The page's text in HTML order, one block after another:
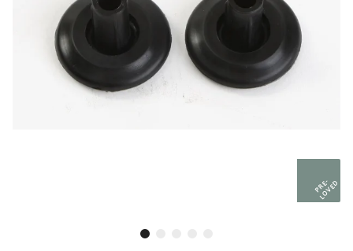
PRE-
LOVED